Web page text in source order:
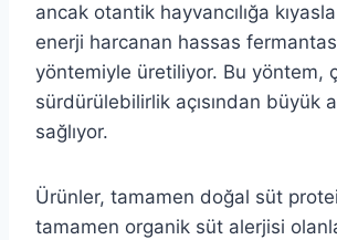
ancak otantik hayvancılığa
enerji harcanan hassas
yöntemiyle üretiliyor. Bu yöntem,
sürdürülebilirlik açısından büyük
sağlıyor.
Ürünler, tamamen doğal süt
tamamen organik süt alerjisi